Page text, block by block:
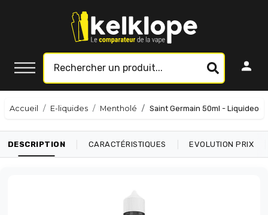
Accueil E-liquides Mentholé Saint Germain 50ml - Liquideo
DESCRIPTION CARACTÉRISTIQUES EVOLUTION PRIX